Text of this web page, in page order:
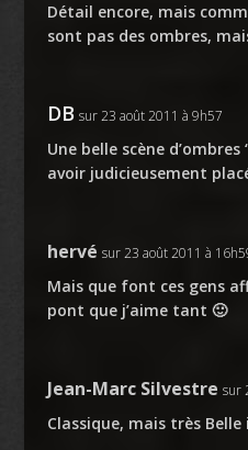
Détail encore, mais
sont pas des ombres,
DB sur 23 août 2011 à 9h57
Une belle scène
avoir judicieusement
hervé sur 23 août 2011 à
Mais que font ces gens
pont que j’aime tant 🙂
Jean-Marc Silvestre sur
Classique, mais très